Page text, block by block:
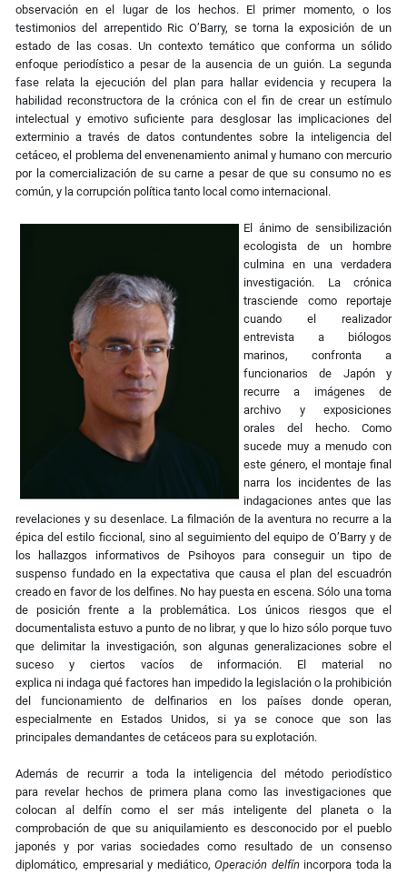
observación en el lugar de los hechos. El primer momento, o los
testimonios del arrepentido Ric O’Barry, se torna la exposición de un
estado de las cosas. Un contexto temático que conforma un sólido
enfoque periodístico a pesar de la ausencia de un guión. La segunda
fase relata la ejecución del plan para hallar evidencia y recupera la
habilidad reconstructora de la crónica con el fin de crear un estímulo
intelectual y emotivo suficiente para desglosar las implicaciones del
exterminio a través de datos contundentes sobre la inteligencia del
cetáceo, el problema del envenenamiento animal y humano con mercurio
por la comercialización de su carne a pesar de que su consumo no es
común, y la corrupción política tanto local como internacional.
El ánimo de sensibilización
ecologista de un hombre
culmina en una verdadera
investigación. La crónica
trasciende como reportaje
cuando el realizador
entrevista a biólogos
marinos, confronta a
funcionarios de Japón y
recurre a imágenes de
archivo y exposiciones
orales del hecho. Como
sucede muy a menudo con
este género, el montaje final
narra los incidentes de las
indagaciones antes que las
revelaciones y su desenlace. La filmación de la aventura no recurre a la
épica del estilo ficcional, sino al seguimiento del equipo de O’Barry y de
los hallazgos informativos de Psihoyos para conseguir un tipo de
suspenso fundado en la expectativa que causa el plan del escuadrón
creado en favor de los delfines. No hay puesta en escena. Sólo una toma
de posición frente a la problemática. Los únicos riesgos que el
documentalista estuvo a punto de no librar, y que lo hizo sólo porque tuvo
que delimitar la investigación, son algunas generalizaciones sobre el
suceso y ciertos vacíos de información. El material no
explica ni indaga qué factores han impedido la legislación o la prohibición
del funcionamiento de delfinarios en los países donde operan,
especialmente en Estados Unidos, si ya se conoce que son las
principales demandantes de cetáceos para su explotación.
Además de recurrir a toda la inteligencia del método periodístico
para revelar hechos de primera plana como las investigaciones que
colocan al delfín como el ser más inteligente del planeta o la
comprobación de que su aniquilamiento es desconocido por el pueblo
japonés y por varias sociedades como resultado de un consenso
diplomático, empresarial y mediático, Operación delfín incorpora toda la